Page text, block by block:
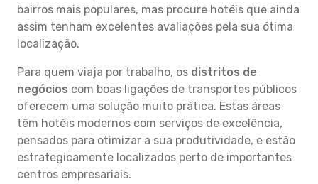
bairros mais populares, mas procure hotéis que ainda
assim tenham excelentes avaliações pela sua ótima
localização.
Para quem viaja por trabalho, os distritos de
negócios com boas ligações de transportes públicos
oferecem uma solução muito prática. Estas áreas
têm hotéis modernos com serviços de excelência,
pensados para otimizar a sua produtividade, e estão
estrategicamente localizados perto de importantes
centros empresariais.